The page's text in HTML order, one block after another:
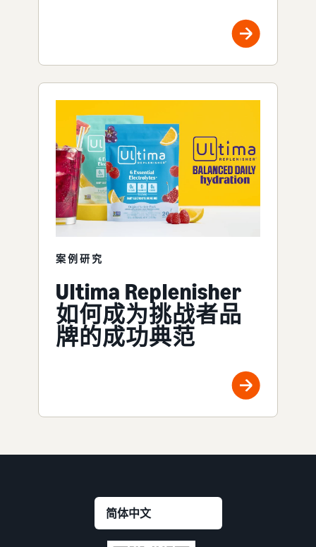
案例研究
Ultima Replenisher
如何成为挑战者品
牌的成功典范